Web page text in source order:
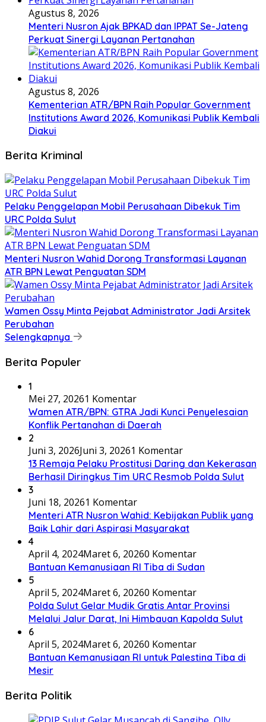
Agustus 8, 2026
Menteri Nusron Ajak BPKAD dan IPPAT Se-Jateng
Perkuat Sinergi Layanan Pertanahan
Agustus 8, 2026
Kementerian ATR/BPN Raih Popular Government
Institutions Award 2026, Komunikasi Publik Kembali
Diakui
Berita Kriminal
​Pelaku Penggelapan Mobil Perusahaan Dibekuk Tim
URC Polda Sulut
​Menteri Nusron Wahid Dorong Transformasi Layanan
ATR BPN Lewat Penguatan SDM
Wamen Ossy Minta Pejabat Administrator Jadi Arsitek
Perubahan
Selengkapnya
Berita Populer
1
Mei 27, 20261 Komentar
Wamen ATR/BPN: GTRA Jadi Kunci Penyelesaian
Konflik Pertanahan di Daerah
2
Juni 3, 2026Juni 3, 20261 Komentar
13 Remaja Pelaku Prostitusi Daring dan Kekerasan
Berhasil Diringkus Tim URC Resmob Polda Sulut
3
Juni 18, 20261 Komentar
Menteri ATR Nusron Wahid: Kebijakan Publik yang
Baik Lahir dari Aspirasi Masyarakat
4
April 4, 2024Maret 6, 20260 Komentar
Bantuan Kemanusiaan RI Tiba di Sudan
5
April 5, 2024Maret 6, 20260 Komentar
Polda Sulut Gelar Mudik Gratis Antar Provinsi
Melalui Jalur Darat, Ini Himbauan Kapolda Sulut
6
April 5, 2024Maret 6, 20260 Komentar
Bantuan Kemanusiaan RI untuk Palestina Tiba di
Mesir
Berita Politik